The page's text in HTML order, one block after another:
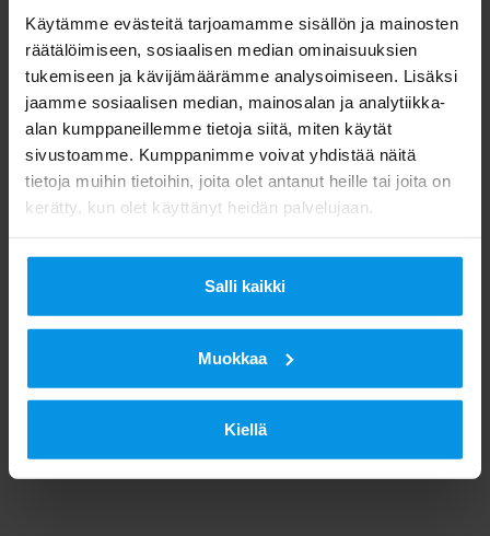
Käytämme evästeitä tarjoamamme sisällön ja mainosten
räätälöimiseen, sosiaalisen median ominaisuuksien
tukemiseen ja kävijämäärämme analysoimiseen. Lisäksi
jaamme sosiaalisen median, mainosalan ja analytiikka-
alan kumppaneillemme tietoja siitä, miten käytät
sivustoamme. Kumppanimme voivat yhdistää näitä
tietoja muihin tietoihin, joita olet antanut heille tai joita on
kerätty, kun olet käyttänyt heidän palvelujaan.
Salli kaikki
Muokkaa
Kiellä